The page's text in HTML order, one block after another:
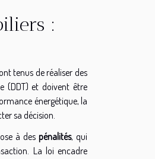
:
tenus de réaliser des
(DDT) et doivent être
énergétique, la
sa décision.
à des pénalités, qui
La loi encadre